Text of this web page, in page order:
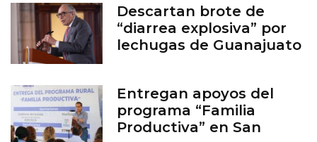
Descartan brote de
“diarrea explosiva” por
lechugas de Guanajuato
Entregan apoyos del
programa “Familia
Productiva” en San